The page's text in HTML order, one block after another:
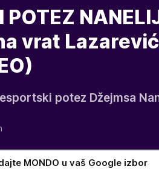
POTEZ
vrat
potez Džejmsa
MONDO u vaš Google izbor